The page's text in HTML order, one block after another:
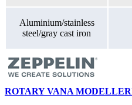
Aluminium/stainless
steel/gray cast iron
ROTARY VANA